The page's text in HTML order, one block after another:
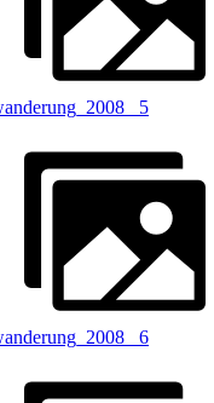
_5
_6